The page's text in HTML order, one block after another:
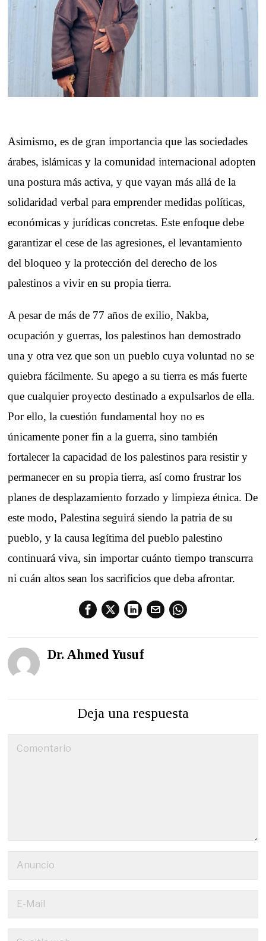
Asimismo, es de gran importancia que las sociedades
árabes, islámicas y la comunidad internacional adopten
una postura más activa, y que vayan más allá de la
solidaridad verbal para emprender medidas políticas,
económicas y jurídicas concretas. Este enfoque debe
garantizar el cese de las agresiones, el levantamiento
del bloqueo y la protección del derecho de los
palestinos a vivir en su propia tierra.
A pesar de más de 77 años de exilio, Nakba,
ocupación y guerras, los palestinos han demostrado
una y otra vez que son un pueblo cuya voluntad no se
quiebra fácilmente. Su apego a su tierra es más fuerte
que cualquier proyecto destinado a expulsarlos de ella.
Por ello, la cuestión fundamental hoy no es
únicamente poner fin a la guerra, sino también
fortalecer la capacidad de los palestinos para resistir y
permanecer en su propia tierra, así como frustrar los
planes de desplazamiento forzado y limpieza étnica. De
este modo, Palestina seguirá siendo la patria de su
pueblo, y la causa legítima del pueblo palestino
continuará viva, sin importar cuánto tiempo transcurra
ni cuán altos sean los sacrificios que deba afrontar.
Dr. Ahmed Yusuf
Deja una respuesta